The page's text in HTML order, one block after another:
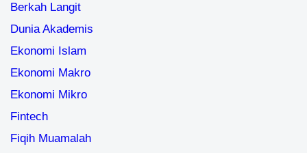
Berkah Langit
Dunia Akademis
Ekonomi Islam
Ekonomi Makro
Ekonomi Mikro
Fintech
Fiqih Muamalah